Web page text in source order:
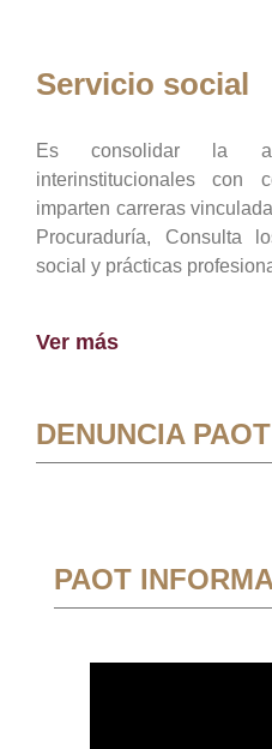
Servicio social
Es consolidar la
interinstitucionales con
imparten carreras
Procuraduría, Consulta
social y prácticas
Ver más
DENUNCIA PAOT
PAOT